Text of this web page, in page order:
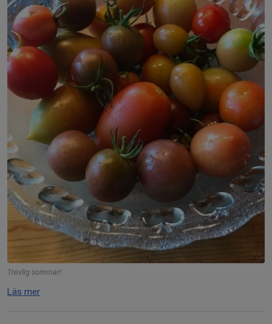
Trevlig sommar!
Läs mer